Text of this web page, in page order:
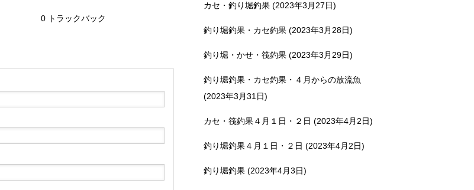
0 トラックバック
カセ・釣り堀釣果 (2023年3月27日)
釣り堀釣果・カセ釣果 (2023年3月28日)
釣り堀・かせ・筏釣果 (2023年3月29日)
釣り堀釣果・カセ釣果・４月からの放流魚
(2023年3月31日)
カセ・筏釣果４月１日・２日 (2023年4月2日)
釣り堀釣果４月１日・２日 (2023年4月2日)
釣り堀釣果 (2023年4月3日)